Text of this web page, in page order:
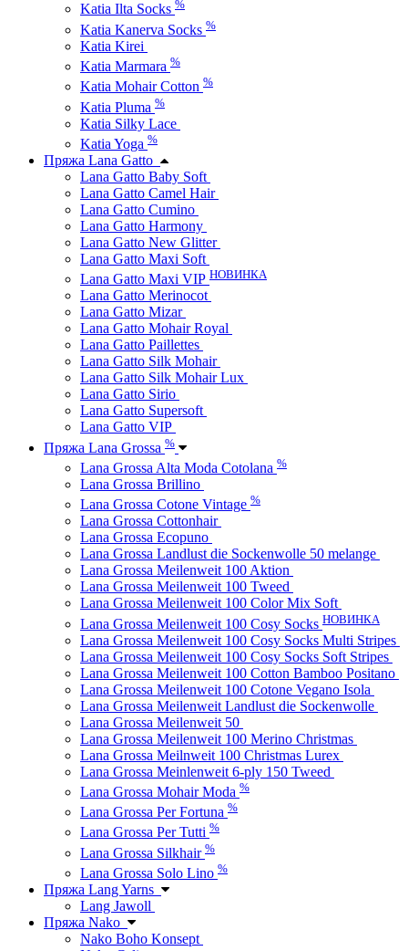
Katia Ilta Socks %
Katia Kanerva Socks %
Katia Kirei
Katia Marmara %
Katia Mohair Cotton %
Katia Pluma %
Katia Silky Lace
Katia Yoga %
Пряжа Lana Gatto
Lana Gatto Baby Soft
Lana Gatto Camel Hair
Lana Gatto Cumino
Lana Gatto Harmony
Lana Gatto New Glitter
Lana Gatto Maxi Soft
Lana Gatto Maxi VIP НОВИНКА
Lana Gatto Merinocot
Lana Gatto Mizar
Lana Gatto Mohair Royal
Lana Gatto Paillettes
Lana Gatto Silk Mohair
Lana Gatto Silk Mohair Lux
Lana Gatto Sirio
Lana Gatto Supersoft
Lana Gatto VIP
Пряжа Lana Grossa %
Lana Grossa Alta Moda Cotolana %
Lana Grossa Brillino
Lana Grossa Cotone Vintage %
Lana Grossa Cottonhair
Lana Grossa Ecopuno
Lana Grossa Landlust die Sockenwolle 50 melange
Lana Grossa Meilenweit 100 Aktion
Lana Grossa Meilenweit 100 Tweed
Lana Grossa Meilenweit 100 Color Mix Soft
Lana Grossa Meilenweit 100 Cosy Socks НОВИНКА
Lana Grossa Meilenweit 100 Cosy Socks Multi Stripes
Lana Grossa Meilenweit 100 Cosy Socks Soft Stripes
Lana Grossa Meilenweit 100 Cotton Bamboo Positano
Lana Grossa Meilenweit 100 Cotone Vegano Isola
Lana Grossa Meilenweit Landlust die Sockenwolle
Lana Grossa Meilenweit 50
Lana Grossa Meilenweit 100 Merino Christmas
Lana Grossa Meilnweit 100 Christmas Lurex
Lana Grossa Meinlenweit 6-ply 150 Tweed
Lana Grossa Mohair Moda %
Lana Grossa Per Fortuna %
Lana Grossa Per Tutti %
Lana Grossa Silkhair %
Lana Grossa Solo Lino %
Пряжа Lang Yarns
Lang Jawoll
Пряжа Nako
Nako Boho Konsept